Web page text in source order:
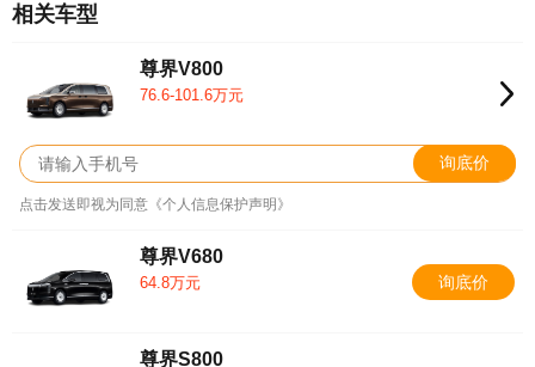
相关车型
尊界V800
76.6-101.6万元
询底价
点击发送即视为同意《个人信息保护声明》
尊界V680
64.8万元 询底价
尊界S800